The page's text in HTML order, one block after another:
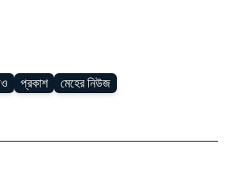
প্রকাশ মেহের নিউজ